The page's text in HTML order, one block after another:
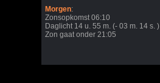
Morgen:
Zonsopkomst 06:10
Daglicht 14 u. 55 m. (- 03 m. 14 s. )
Zon gaat onder 21:05